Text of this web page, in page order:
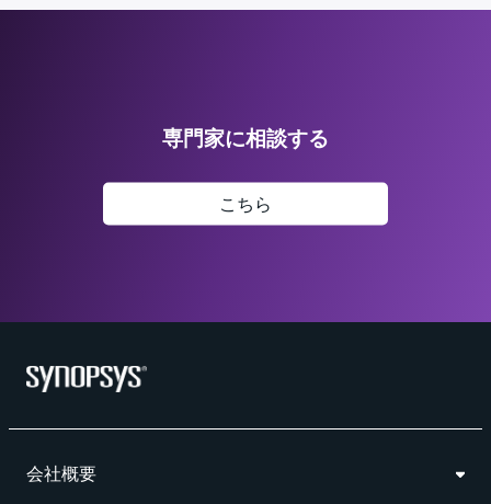
専門家に相談する
こちら
会社概要